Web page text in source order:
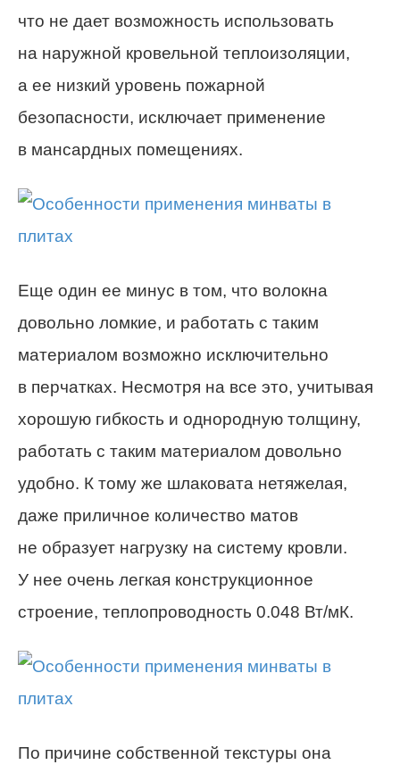
что не дает возможность использовать
на наружной кровельной теплоизоляции,
а ее низкий уровень пожарной
безопасности, исключает применение
в мансардных помещениях.
Еще один ее минус в том, что волокна
довольно ломкие, и работать с таким
материалом возможно исключительно
в перчатках. Несмотря на все это, учитывая
хорошую гибкость и однородную толщину,
работать с таким материалом довольно
удобно. К тому же шлаковата нетяжелая,
даже приличное количество матов
не образует нагрузку на систему кровли.
У нее очень легкая конструкционное
строение, теплопроводность 0.048 Вт/мК.
По причине собственной текстуры она